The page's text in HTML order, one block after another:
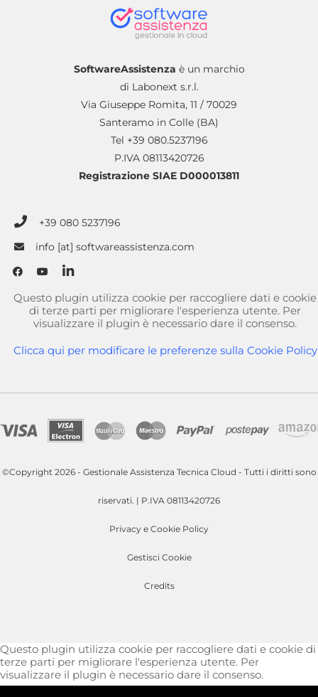
SoftwareAssistenza è un marchio
di Labonext s.r.l.
Via Giuseppe Romita, 11 / 70029
Santeramo in Colle (BA)
Tel +39 080.5237196
P.IVA 08113420726
Registrazione SIAE D000013811
+39 080 5237196
info [at] softwareassistenza.com
Questo plugin utilizza cookie per raccogliere dati e cookie
di terze parti per migliorare l'esperienza utente. Per
visualizzare il plugin è necessario dare il consenso.
Clicca qui per modificare le preferenze sulla Cookie Policy
©Copyright 2026 - Gestionale Assistenza Tecnica Cloud - Tutti i diritti sono
riservati. | P.IVA 08113420726
Privacy e Cookie Policy
Gestisci Cookie
Credits
Questo plugin utilizza cookie per raccogliere dati e cookie di
terze parti per migliorare l'esperienza utente. Per
visualizzare il plugin è necessario dare il consenso.